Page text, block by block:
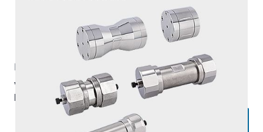
ca. 10 Tage
Exkl. 19% Steuern, exkl.
Versandkosten
Verpackungseinheit: 1 Stk.,
Mindestbestellmenge:1 Stück
Angebot anfordern